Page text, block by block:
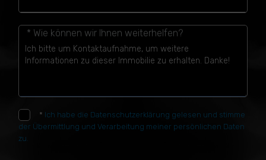
* Wie können wir Ihnen weiterhelfen?
* Ich habe die Datenschutzerklärung gelesen und stimme
der Übermittlung und Verarbeitung meiner persönlichen Daten
zu.